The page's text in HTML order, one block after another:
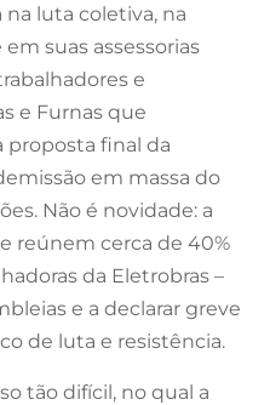
luta coletiva, na
suas assessorias
e
e Furnas que
proposta final da
em massa do
Não é novidade: a
reúnem cerca de 40%
da Eletrobras –
e a declarar greve
de luta e resistência.
tão difícil, no qual a